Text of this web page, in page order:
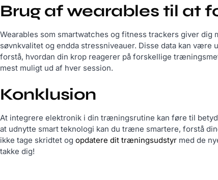
Brug af wearables til at
Wearables som smartwatches og fitness trackers giver
søvnkvalitet og endda stressniveauer. Disse data kan
forstå, hvordan din krop reagerer på forskellige
mest muligt ud af hver session.
Konklusion
At integrere elektronik i din træningsrutine kan føre til
at udnytte smart teknologi kan du træne smartere, forstå
ikke tage skridtet og opdatere dit træningsudstyr med de
takke dig!